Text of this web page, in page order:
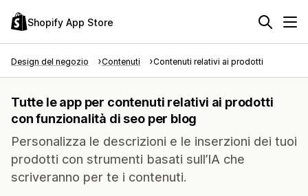
Shopify App Store
Design del negozio Contenuti Contenuti relativi ai prodotti
Tutte le app per contenuti relativi ai prodotti
con funzionalità di seo per blog
Personalizza le descrizioni e le inserzioni dei tuoi
prodotti con strumenti basati sull’IA che
scriveranno per te i contenuti.